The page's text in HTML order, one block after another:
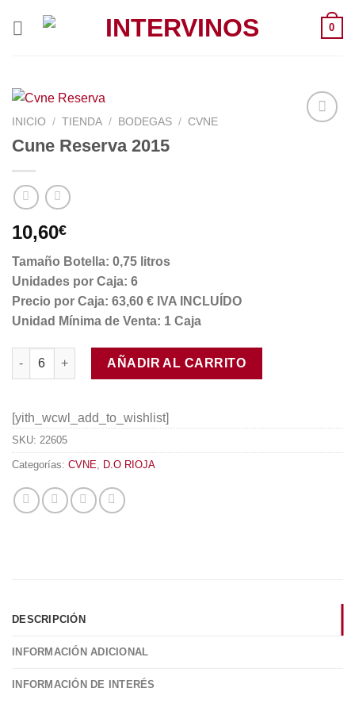
0
INICIO / TIENDA / BODEGAS / CVNE
Cune Reserva 2015
10,60€
Tamaño Botella: 0,75 litros
Unidades por Caja: 6
Precio por Caja: 63,60 € IVA INCLUÍDO
Unidad Mínima de Venta: 1 Caja
Cune Reserva 2015 cantidad
AÑADIR AL CARRITO
[yith_wcwl_add_to_wishlist]
SKU: 22605
Categorías: CVNE, D.O RIOJA
DESCRIPCIÓN
INFORMACIÓN ADICIONAL
INFORMACIÓN DE INTERÉS